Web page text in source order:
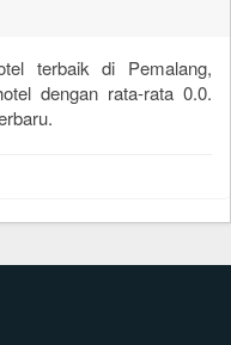
terbaik di Pemalang,
dengan rata-rata 0.0.